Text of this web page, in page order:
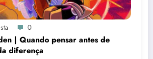
0
| Quando pensar antes de
diferença